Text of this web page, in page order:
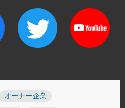
オーナー企業